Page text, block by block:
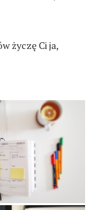
życzę Ci ja,